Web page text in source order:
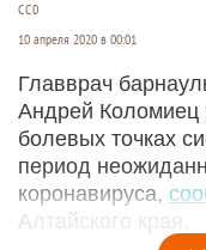
CC0
10 апреля 2020 в 00:01
Главврач
Андрей Коломиец
болевых точках
период
коронавируса,
Алтайского края.